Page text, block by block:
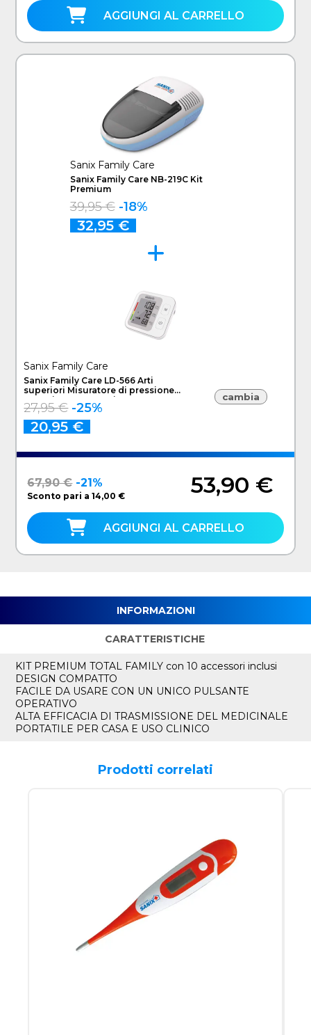
AGGIUNGI AL CARRELLO
Sanix Family Care
Sanix Family Care NB-219C Kit
Premium
39,95 € -18%
32,95 €
Sanix Family Care
Sanix Family Care LD-566 Arti
superiori Misuratore di pressione
sanguigna automatico
27,95 € -25%
20,95 €
cambia
67,90 € -21%
Sconto pari a 14,00 € 53,90 €
AGGIUNGI AL CARRELLO
INFORMAZIONI
CARATTERISTICHE
KIT PREMIUM TOTAL FAMILY con 10 accessori inclusi
DESIGN COMPATTO
FACILE DA USARE CON UN UNICO PULSANTE
OPERATIVO
ALTA EFFICACIA DI TRASMISSIONE DEL MEDICINALE
PORTATILE PER CASA E USO CLINICO
Prodotti correlati